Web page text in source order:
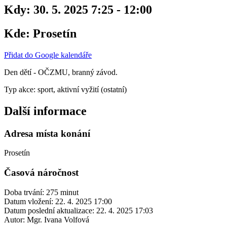
Kdy: 30. 5. 2025 7:25 - 12:00
Kde: Prosetín
Přidat do Google kalendáře
Den dětí - OČZMU, branný závod.
Typ akce: sport, aktivní vyžití (ostatní)
Další informace
Adresa místa konání
Prosetín
Časová náročnost
Doba trvání: 275 minut
Datum vložení: 22. 4. 2025 17:00
Datum poslední aktualizace: 22. 4. 2025 17:03
Autor: Mgr. Ivana Volfová